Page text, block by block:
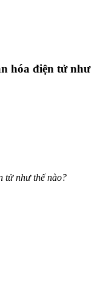
hóa điện tử như
tử như thế nào?